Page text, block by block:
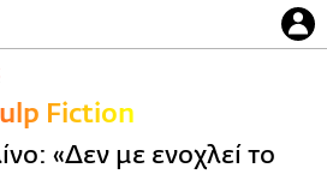
Fiction
«Δεν με ενοχλεί το